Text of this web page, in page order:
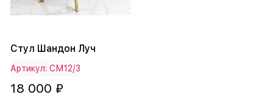
Стул Шандон Луч
Артикул: СМ12/3
18 000 ₽